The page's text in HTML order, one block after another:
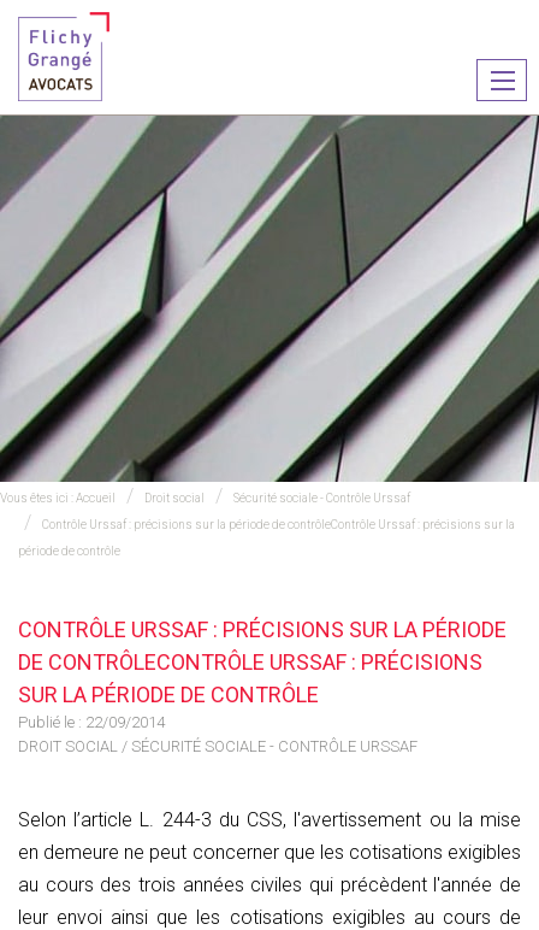
le
Vous êtes ici :Accueil Droit social
Sécurité sociale - Contrôle Urssaf
Contrôle Urssaf : précisions sur la période de contrôleContrôle Urssaf : précisions sur la
période de contrôle
CONTRÔLE URSSAF : PRÉCISIONS SUR LA PÉRIODE
DE CONTRÔLECONTRÔLE URSSAF : PRÉCISIONS
SUR LA PÉRIODE DE CONTRÔLE
Publié le : 22/09/2014
DROIT SOCIAL / SÉCURITÉ SOCIALE - CONTRÔLE URSSAF
Selon l’article L. 244-3 du CSS, l'avertissement ou la mise
en demeure ne peut concerner que les cotisations exigibles
au cours des trois années civiles qui précèdent l'année de
leur envoi ainsi que les cotisations exigibles au cours de